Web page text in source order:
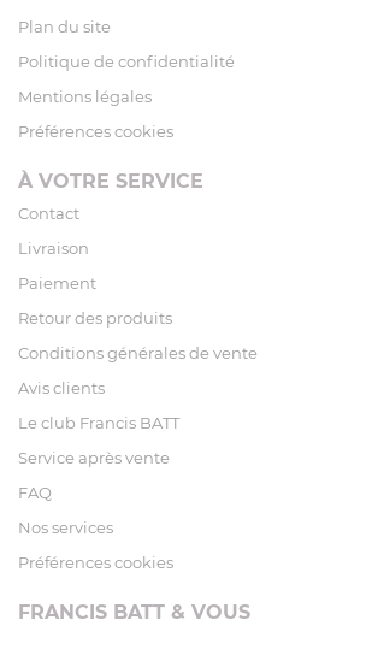
Plan du site
Politique de confidentialité
Mentions légales
Préférences cookies
À VOTRE SERVICE
Contact
Livraison
Paiement
Retour des produits
Conditions générales de vente
Avis clients
Le club Francis BATT
Service après vente
FAQ
Nos services
Préférences cookies
FRANCIS BATT & VOUS